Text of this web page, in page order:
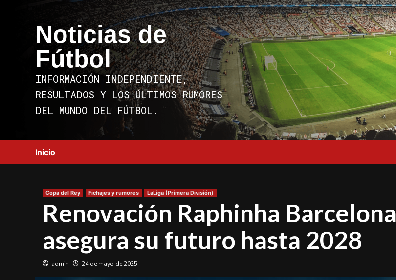
Noticias de
Fútbol
INFORMACIÓN INDEPENDIENTE,
RESULTADOS Y LOS ÚLTIMOS RUMORES
DEL MUNDO DEL FÚTBOL.
Inicio
Copa del Rey Fichajes y rumores LaLiga (Primera División)
Renovación Raphinha Barcelona
asegura su futuro hasta 2028
admin 24 de mayo de 2025